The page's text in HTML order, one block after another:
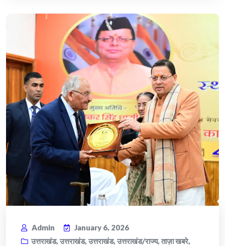
Admin
January 6, 2026
उत्तराखंड, उत्तराखंड, उत्तराखंड, उत्तराखंड/राज्य, ताज़ा खबरे,